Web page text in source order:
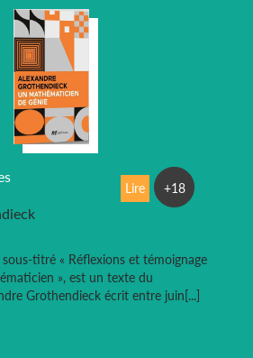
sous-titré « Réflexions et témoignage
», est un texte du
Grothendieck écrit entre juin[...]
Lire +18